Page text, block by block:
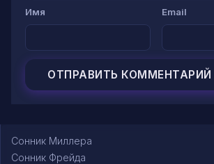
Имя Email
Сонник Миллера
Сонник Фрейда